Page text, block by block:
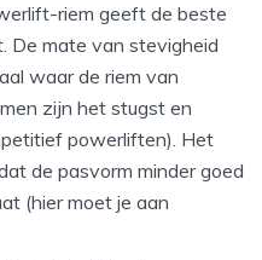
riem geeft de beste
De mate van stevigheid
waar de riem van
zijn het stugst en
powerliften). Het
de pasvorm minder goed
(hier moet je aan